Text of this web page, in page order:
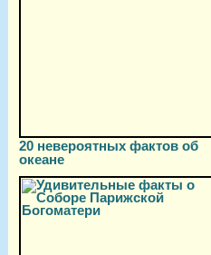
20 невероятных фактов об
океане